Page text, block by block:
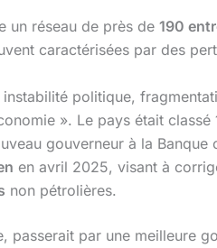
un réseau de près de 190
caractérisées par des
politique,
». Le pays était
gouverneur à la
en avril 2025, visant à
non pétrolières.
par une meilleure